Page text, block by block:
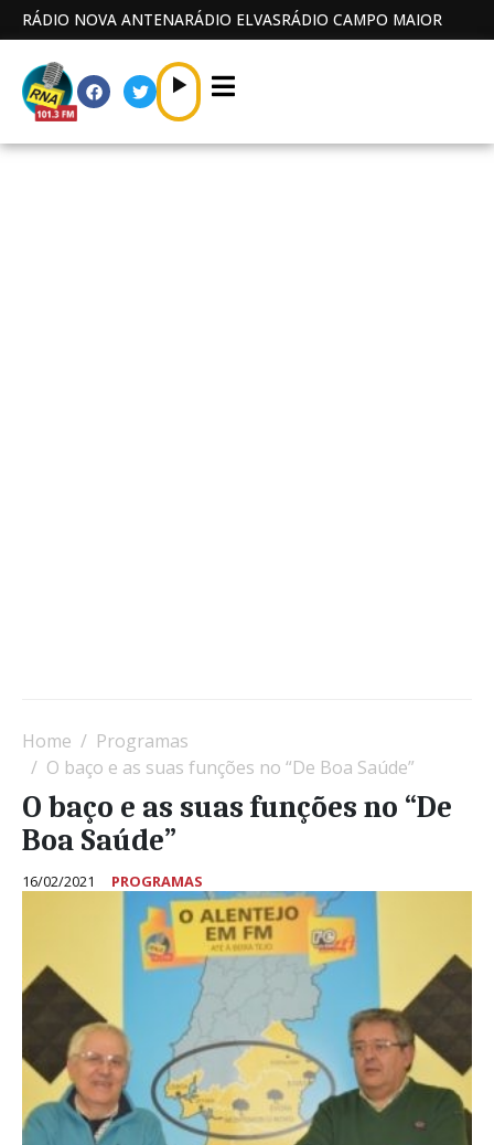
RÁDIO NOVA ANTENARÁDIO ELVASRÁDIO CAMPO MAIOR
Home
Programas
O baço e as suas funções no “De Boa Saúde”
O baço e as suas funções no “De
Boa Saúde”
16/02/2021 PROGRAMAS